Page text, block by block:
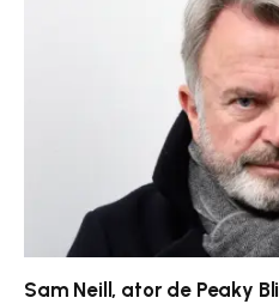
Sam Neill, ator de Peaky